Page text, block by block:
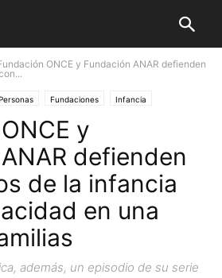
ONCE y Fundación ANAR defienden
Fundaciones Infancia
y
defienden
de la infancia
en una
además, un episodio de su serie